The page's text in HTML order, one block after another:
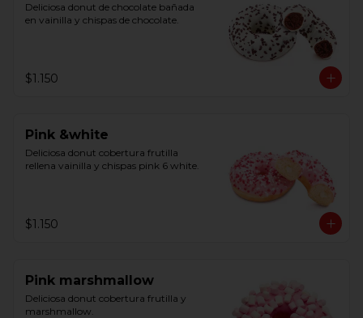
Deliciosa donut de chocolate bañada
en vainilla y chispas de chocolate.
$1.150
Pink &white
Deliciosa donut cobertura frutilla
rellena vainilla y chispas pink 6 white.
$1.150
Pink marshmallow
Deliciosa donut cobertura frutilla y
marshmallow.